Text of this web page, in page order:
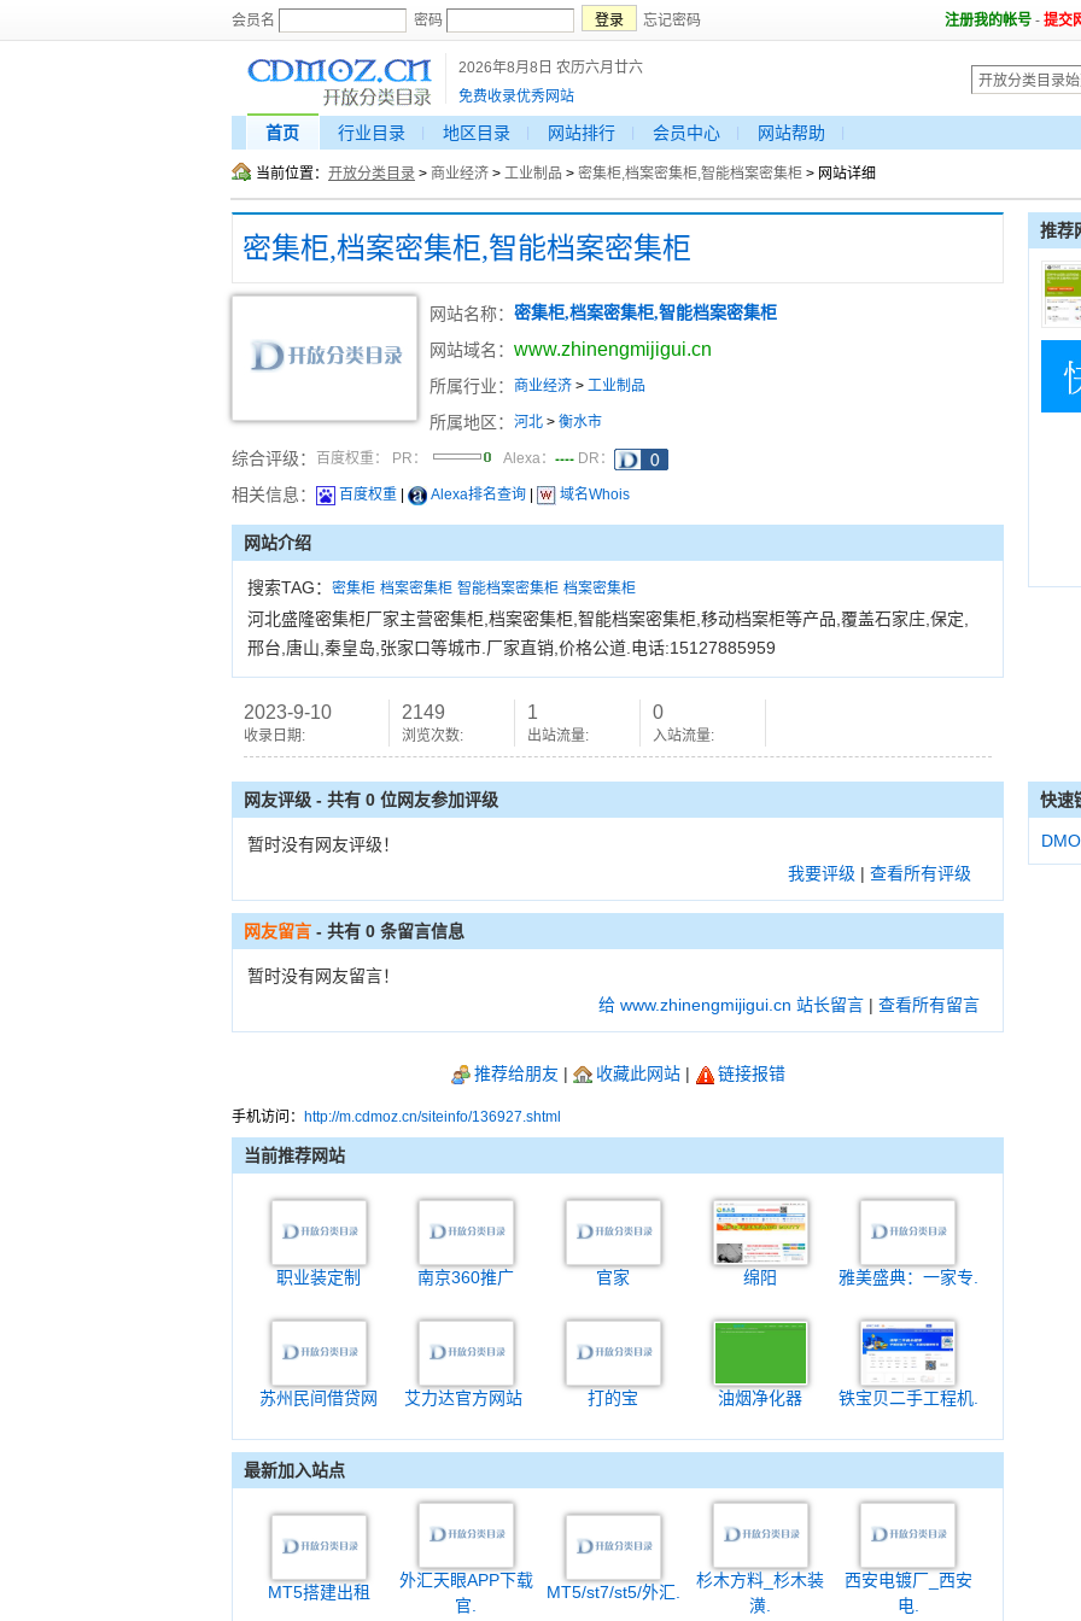
会员名 密码 忘记密码 注册我的帐号 - 提交
2026年8月8日 农历六月廿六
免费收录优秀网站
首页 行业目录 地区目录 网站排行 会员中心 网站帮助
当前位置： 开放分类目录 > 商业经济 > 工业制品 > 密集柜,档案密集柜,智能档案密集柜 > 网站详细
密集柜,档案密集柜,智能档案密集柜
网站名称： 密集柜,档案密集柜,智能档案密集柜
网站域名： www.zhinengmijigui.cn
所属行业： 商业经济 > 工业制品
所属地区： 河北 > 衡水市
综合评级： 百度权重： PR： Alexa： ---- DR：
相关信息： 百度权重 Alexa排名查询 域名Whois
网站介绍
搜索TAG： 密集柜 档案密集柜 智能档案密集柜 档案密集柜
河北盛隆密集柜厂家主营密集柜,档案密集柜,智能档案密集柜,移动档案柜等产品,覆盖石家庄,保定,
邢台,唐山,秦皇岛,张家口等城市.厂家直销,价格公道.电话:15127885959
2023-9-10
收录日期:
2149
浏览次数:
1
出站流量:
0
入站流量:
推荐
网友评级 - 共有 0 位网友参加评级
暂时没有网友评级！
我要评级 | 查看所有评级
网友留言 - 共有 0 条留言信息
暂时没有网友留言！
给 www.zhinengmijigui.cn 站长留言 | 查看所有留言
推荐给朋友 | 收藏此网站| 链接报错
手机访问： http://m.cdmoz.cn/siteinfo/136927.shtml
当前推荐网站
职业装定制 南京360推广 官家 绵阳 雅美盛典：一家专.
苏州民间借贷网 艾力达官方网站 打的宝 油烟净化器 铁宝贝二手工程机.
最新加入站点
MT5搭建出租
外汇天眼APP下载
官.
MT5/st7/st5/外汇.
杉木方料_杉木装
潢.
西安电镀厂_西安
电.
快速